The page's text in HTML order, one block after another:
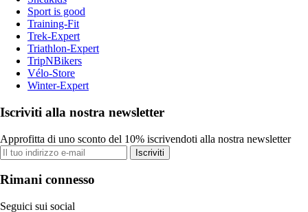
Sport is good
Training-Fit
Trek-Expert
Triathlon-Expert
TripNBikers
Vélo-Store
Winter-Expert
Iscriviti alla nostra newsletter
Approfitta di uno sconto del 10% iscrivendoti alla nostra newsletter
Iscriviti
Rimani connesso
Seguici sui social